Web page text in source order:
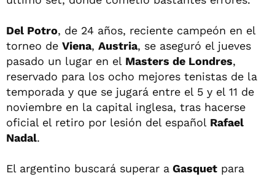
Del Potro, de 24 años, reciente campeón en el
torneo de Viena, Austria, se aseguró el jueves
pasado un lugar en el Masters de Londres,
reservado para los ocho mejores tenistas de la
temporada y que se jugará entre el 5 y el 11 de
noviembre en la capital inglesa, tras hacerse
oficial el retiro por lesión del español Rafael
Nadal.
El argentino buscará superar a Gasquet para